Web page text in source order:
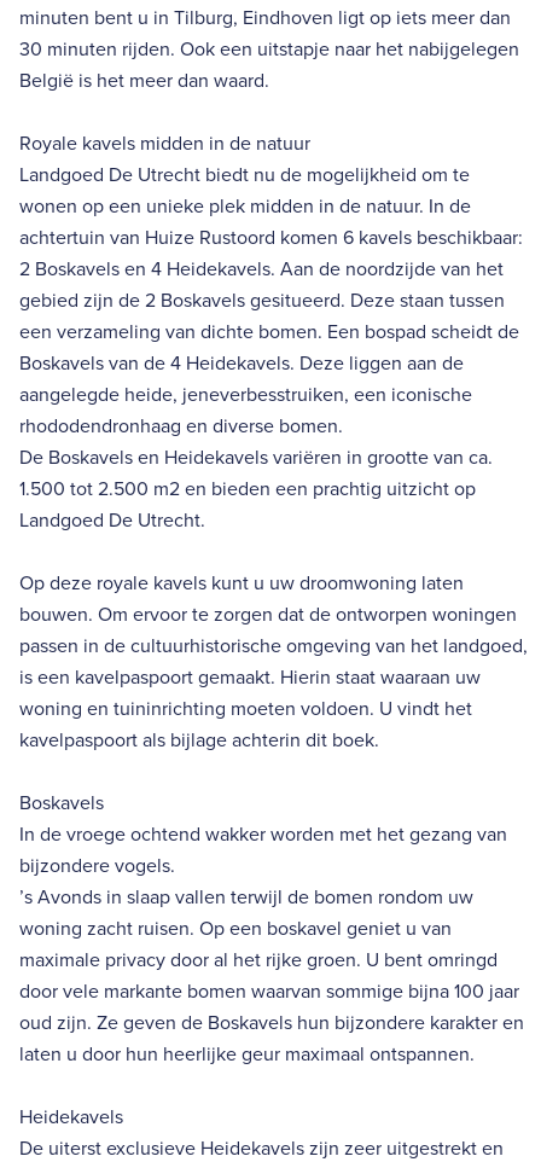
minuten bent u in Tilburg, Eindhoven ligt op iets meer dan
30 minuten rijden. Ook een uitstapje naar het nabijgelegen
België is het meer dan waard.
Royale kavels midden in de natuur
Landgoed De Utrecht biedt nu de mogelijkheid om te
wonen op een unieke plek midden in de natuur. In de
achtertuin van Huize Rustoord komen 6 kavels beschikbaar:
2 Boskavels en 4 Heidekavels. Aan de noordzijde van het
gebied zijn de 2 Boskavels gesitueerd. Deze staan tussen
een verzameling van dichte bomen. Een bospad scheidt de
Boskavels van de 4 Heidekavels. Deze liggen aan de
aangelegde heide, jeneverbesstruiken, een iconische
rhododendronhaag en diverse bomen.
De Boskavels en Heidekavels variëren in grootte van ca.
1.500 tot 2.500 m2 en bieden een prachtig uitzicht op
Landgoed De Utrecht.
Op deze royale kavels kunt u uw droomwoning laten
bouwen. Om ervoor te zorgen dat de ontworpen woningen
passen in de cultuurhistorische omgeving van het landgoed,
is een kavelpaspoort gemaakt. Hierin staat waaraan uw
woning en tuininrichting moeten voldoen. U vindt het
kavelpaspoort als bijlage achterin dit boek.
Boskavels
In de vroege ochtend wakker worden met het gezang van
bijzondere vogels.
’s Avonds in slaap vallen terwijl de bomen rondom uw
woning zacht ruisen. Op een boskavel geniet u van
maximale privacy door al het rijke groen. U bent omringd
door vele markante bomen waarvan sommige bijna 100 jaar
oud zijn. Ze geven de Boskavels hun bijzondere karakter en
laten u door hun heerlijke geur maximaal ontspannen.
Heidekavels
De uiterst exclusieve Heidekavels zijn zeer uitgestrekt en